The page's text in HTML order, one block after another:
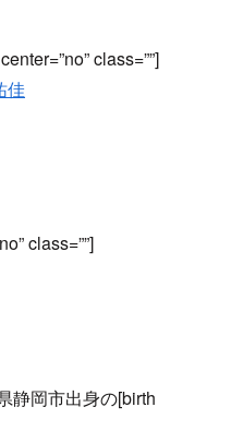
class=””]
class=””]
静岡市出身の[birth